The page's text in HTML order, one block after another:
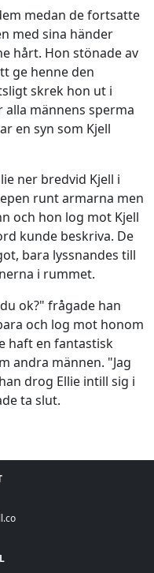
medan de fortsatte
med sina händer
hårt. Hon stönade av
ge henne den
skrek hon ut i
männens sperma
en syn som Kjell
ner bredvid Kjell i
runt armarna men
och hon log mot Kjell
kunde beskriva. De
bara lyssnandes till
i rummet.
ok?" frågade han
och log mot honom
haft en fantastisk
andra männen. "Jag
drog Ellie intill sig i
ta slut.